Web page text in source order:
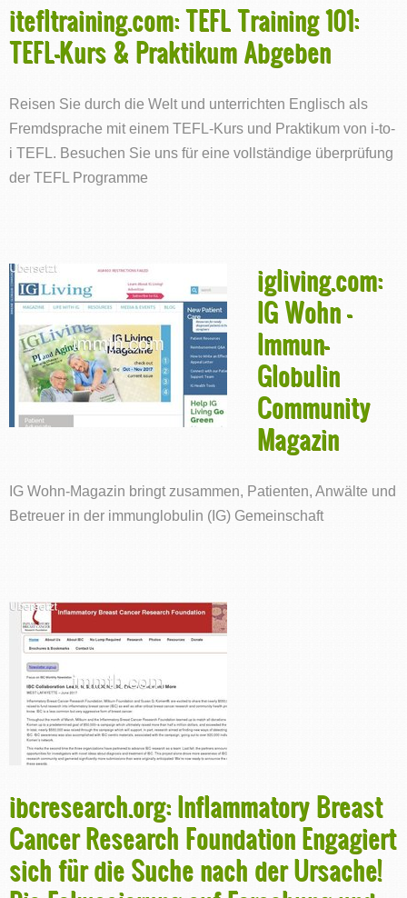
itefltraining.com: TEFL Training 101:
TEFL-Kurs & Praktikum Abgeben
Reisen Sie durch die Welt und unterrichten Englisch als
Fremdsprache mit einem TEFL-Kurs und Praktikum von i-to-
i TEFL. Besuchen Sie uns für eine vollständige überprüfung
der TEFL Programme
igliving.com:
IG Wohn -
Immun-
Globulin
Community
Magazin
IG Wohn-Magazin bringt zusammen, Patienten, Anwälte und
Betreuer in der immunglobulin (IG) Gemeinschaft
ibcresearch.org: Inflammatory Breast
Cancer Research Foundation Engagiert
sich für die Suche nach der Ursache!